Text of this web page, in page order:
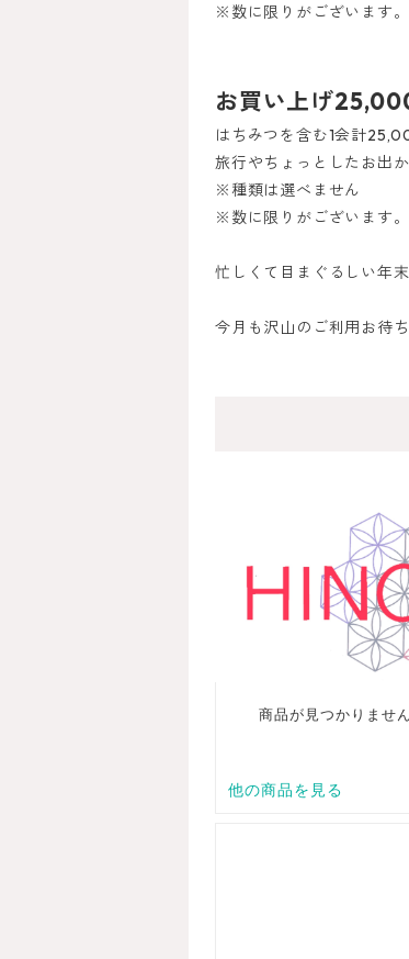
※数に限りがございます
お買い上げ
はちみつを含む1会計
旅行やちょっとしたお出
※種類は選べません
※ 数に限りがございます
忙しくて目まぐるしい年
今月も沢山のご利用お待